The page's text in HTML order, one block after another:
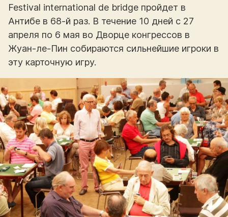
Festival international de bridge пройдет в
Антибе в 68-й раз. В течение 10 дней с 27
апреля по 6 мая во Дворце конгрессов в
Жуан-ле-Пин собираются сильнейшие игроки в
эту карточную игру.